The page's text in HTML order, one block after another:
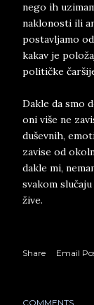
nego ih
naklonosti ili
postavljamo
kakav je
političke
Dakle da smo
oni više ne
duševnih,
zavise od
dakle mi,
svakom
žive.
Share Email
COMMENTS